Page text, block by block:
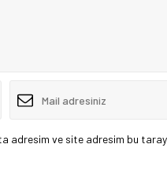
adresim ve site adresim bu